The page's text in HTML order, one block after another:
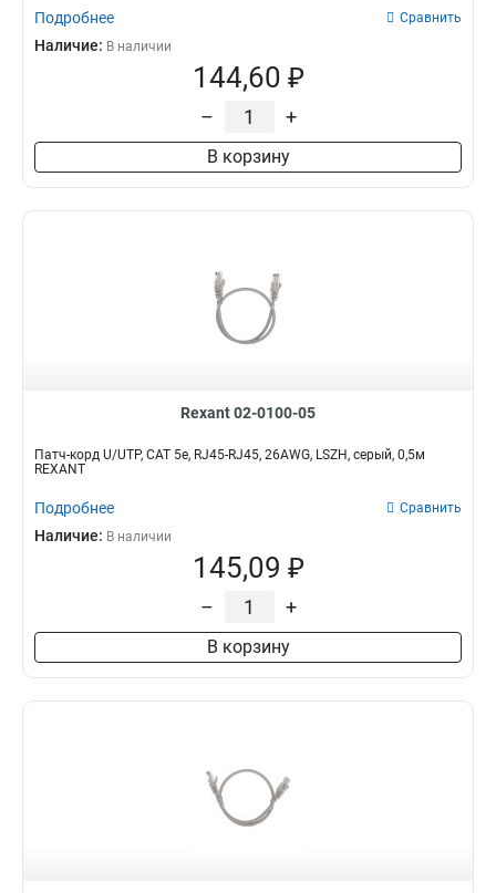
Подробнее Сравнить
Наличие: В наличии
144,60 ₽
– +
В корзину
Rexant 02-0100-05
Патч-корд U/UTP, CAT 5e, RJ45-RJ45, 26AWG, LSZH, серый, 0,5м
REXANT
Подробнее Сравнить
Наличие: В наличии
145,09 ₽
– +
В корзину